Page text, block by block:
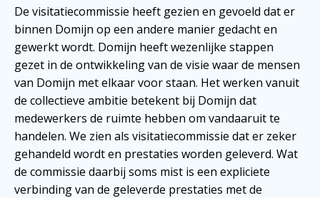
De visitatiecommissie heeft gezien en gevoeld dat er
binnen Domijn op een andere manier gedacht en
gewerkt wordt. Domijn heeft wezenlijke stappen
gezet in de ontwikkeling van de visie waar de mensen
van Domijn met elkaar voor staan. Het werken vanuit
de collectieve ambitie betekent bij Domijn dat
medewerkers de ruimte hebben om vandaaruit te
handelen. We zien als visitatiecommissie dat er zeker
gehandeld wordt en prestaties worden geleverd. Wat
de commissie daarbij soms mist is een expliciete
verbinding van de geleverde prestaties met de